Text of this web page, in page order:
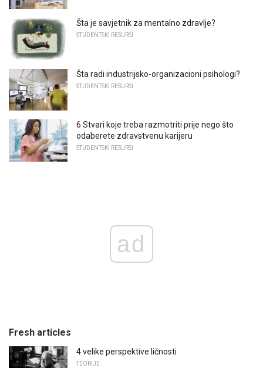
Šta je savjetnik za mentalno zdravlje?
STUDENTSKI RESURSI
Šta radi industrijsko-organizacioni psihologi?
STUDENTSKI RESURSI
6 Stvari koje treba razmotriti prije nego što
odaberete zdravstvenu karijeru
STUDENTSKI RESURSI
ad
Fresh articles
4 velike perspektive ličnosti
TEORIJE